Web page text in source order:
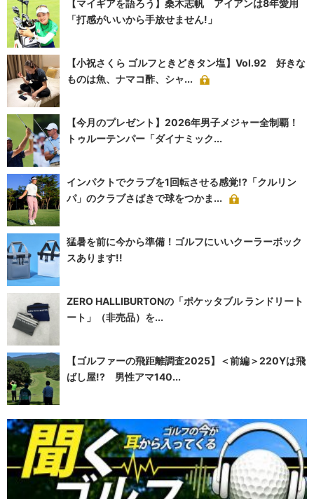
【マイギアを語ろう】桑木志帆 アイアンは8年愛用
「打感がいいから手放せません!」
【小祝さくら ゴルフときどきタン塩】Vol.92 好きな
ものは魚、ナマコ酢、シャ...
【今月のプレゼント】2026年男子メジャー全制覇！
トゥルーテンパー「ダイナミック...
インパクトでクラブを1回転させる感覚!?「クルリン
パ」のクラブさばきで球をつかま...
猛暑を前に今から準備！ゴルフにいいクーラーボック
スあります!!
ZERO HALLIBURTONの「ポケッタブル ランドリート
ート」（非売品）を...
【ゴルファーの飛距離調査2025】＜前編＞220Yは飛
ばし屋!? 男性アマ140...